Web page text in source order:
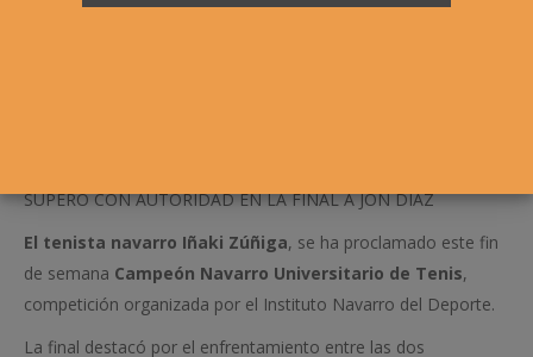
SUPERÓ CON AUTORIDAD EN LA FINAL A JON DÍAZ
El tenista navarro Iñaki Zúñiga, se ha proclamado este fin
de semana Campeón Navarro Universitario de Tenis,
competición organizada por el Instituto Navarro del Deporte.
La final destacó por el enfrentamiento entre las dos